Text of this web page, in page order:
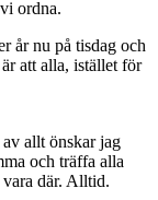
ordna.
år nu på tisdag och
att alla, istället för
allt önskar jag
och träffa alla
där. Alltid.